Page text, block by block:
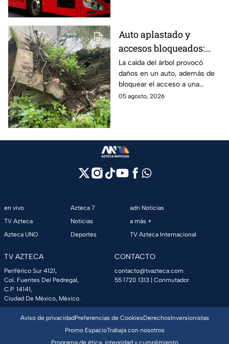
Auto aplastado y
accesos bloqueados:
Cae gigantesco árbol en
calles de la GAM y deja
graves daños
La caída del árbol provocó
daños en un auto, además de
bloquear el acceso a una
unidad habitacional en la
05 agosto, 2026
en vivo
TV Azteca
Azteca UNO
Azteca 7
Noticias
Deportes
adn Noticias
a más +
TV Azteca Internacional
TV AZTECA
Periférico Sur 4121,
Col. Fuentes Del Pedregal,
C.P. 14141,
Ciudad De México, México.
CONTACTO
contacto@tvazteca.com
55 1720 1313 | Conmutador
Aviso de privacidadPreferencias de CookiesDerechosInversionistas
Promo EspacioTrabaja con nosotros
Programa de ética, integridad y cumplimiento